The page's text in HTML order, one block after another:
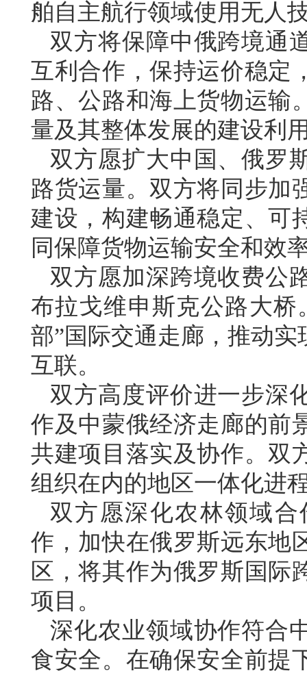
舶自主航行领域使用无人
双方将保障中俄跨境通
互利合作，保持运价稳定
路、公路和海上货物运输
量及其整体发展的建设利
双方愿扩大中国、俄罗
路货运量。双方将同步加
建设，构建畅通稳定、可
同保障货物运输安全和效
双方愿加深跨境收费公
布拉戈维申斯克公路大
部”国际交通走廊，推动
互联。
双方高度评价进一步深
作及中蒙俄经济走廊的前
共建项目落实及协作。双
组织在内的地区一体化进
双方愿深化农林领域
作，加快在俄罗斯远东地
区，将其作为俄罗斯国际
项目。
深化农业领域协作符合
食安全。在确保安全前提